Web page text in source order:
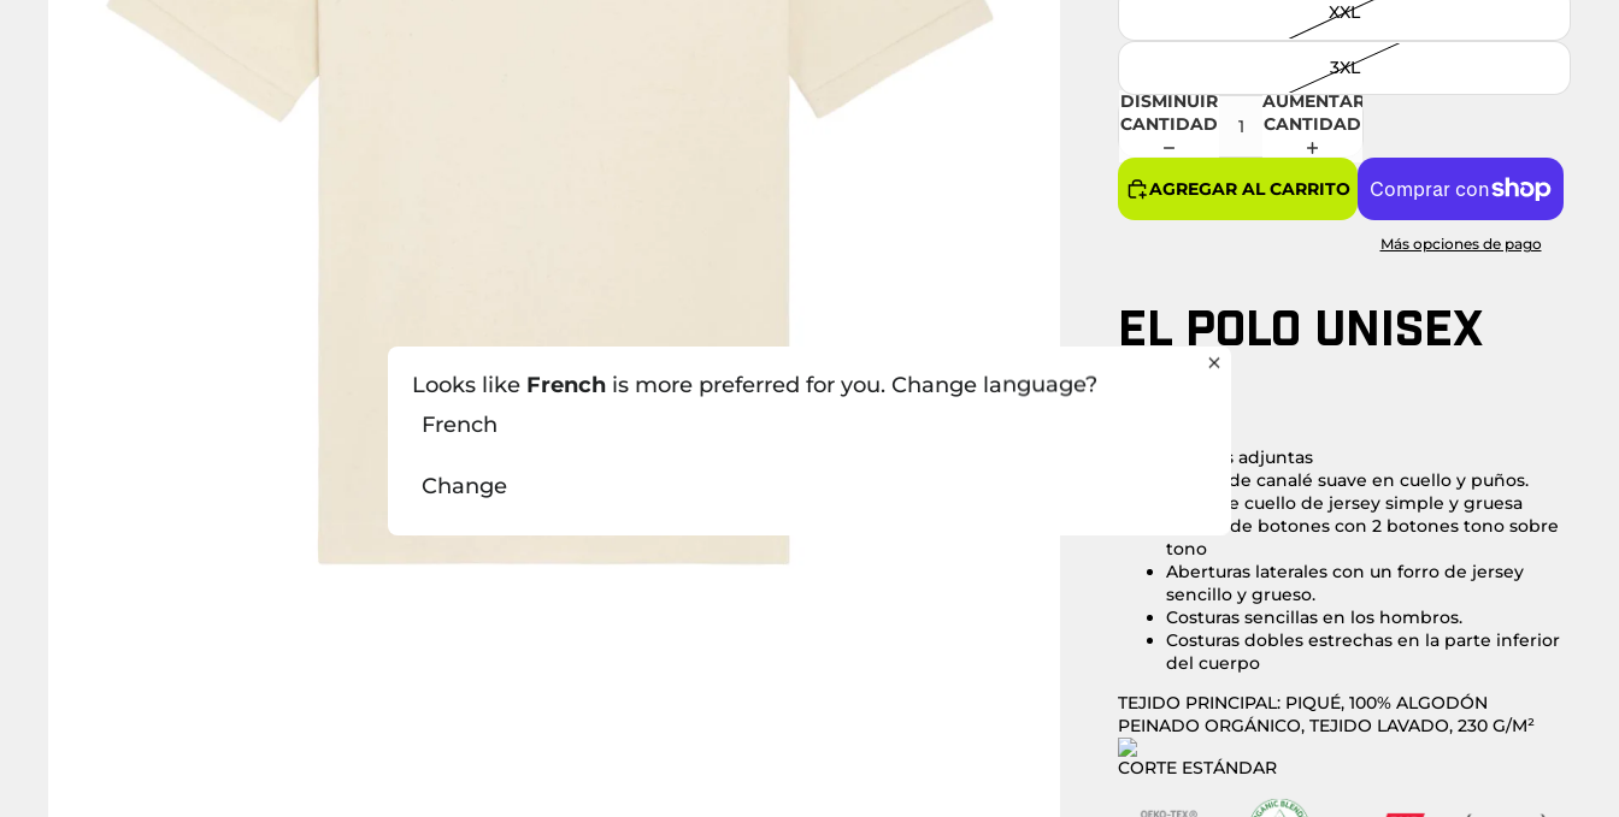
XXL
3XL
DISMINUIR
CANTIDAD
AUMENTAR
CANTIDAD
AGREGAR AL CARRITO
Más opciones de pago
EL POLO UNISEX
SOLO
Mangas adjuntas
Ribete de canalé suave en cuello y puños.
Cinta de cuello de jersey simple y gruesa
Tapeta de botones con 2 botones tono sobre
tono
Aberturas laterales con un forro de jersey
sencillo y grueso.
Costuras sencillas en los hombros.
Costuras dobles estrechas en la parte inferior
del cuerpo
TEJIDO PRINCIPAL: PIQUÉ, 100% ALGODÓN
PEINADO ORGÁNICO, TEJIDO LAVADO, 230 G/M²
CORTE ESTÁNDAR
Looks like French is more preferred for you. Change language?
French
Change